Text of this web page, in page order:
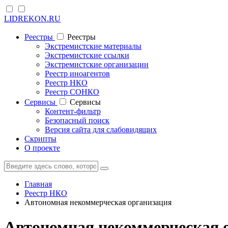
LIDREKON.RU
Реестры
Реестры
Экстремистские материалы
Экстремистские ссылки
Экстремистские организации
Реестр иноагентов
Реестр НКО
Реестр СОНКО
Cервисы
Cервисы
Контент-фильтр
Безопасный поиск
Версия сайта для слабовидящих
Скрипты
О проекте
Главная
Реестр НКО
Автономная некоммерческая организация